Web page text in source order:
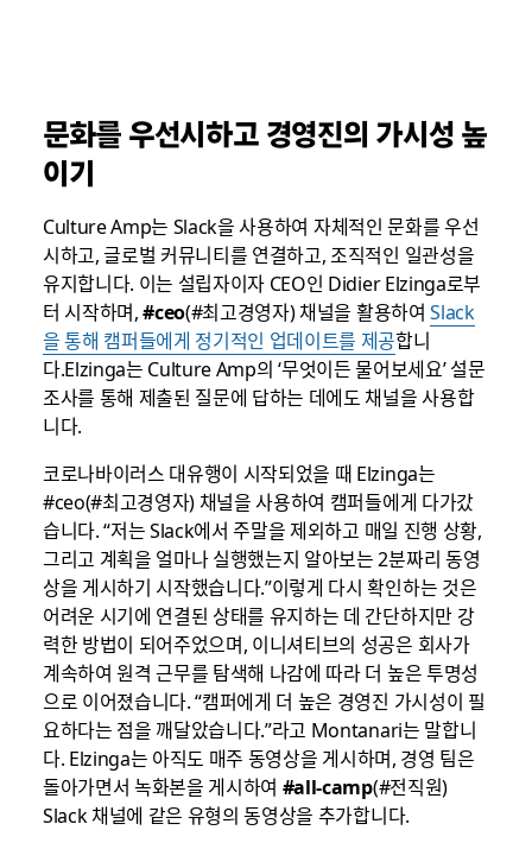
문화를 우선시하고 경영진의 가시성 높
이기
Culture Amp는 Slack을 사용하여 자체적인 문화를 우선
시하고, 글로벌 커뮤니티를 연결하고, 조직적인 일관성을
유지합니다. 이는 설립자이자 CEO인 Didier Elzinga로부
터 시작하며,#ceo(#최고경영자) 채널을 활용하여Slack
을 통해 캠퍼들에게 정기적인 업데이트를 제공합니
다.Elzinga는 Culture Amp의 ‘무엇이든 물어보세요’ 설문
조사를 통해 제출된 질문에 답하는 데에도 채널을 사용합
니다.
코로나바이러스 대유행이 시작되었을 때 Elzinga는
#ceo(#최고경영자) 채널을 사용하여 캠퍼들에게 다가갔
습니다. “저는 Slack에서 주말을 제외하고 매일 진행 상황,
그리고 계획을 얼마나 실행했는지 알아보는 2분짜리 동영
상을 게시하기 시작했습니다.”이렇게 다시 확인하는 것은
어려운 시기에 연결된 상태를 유지하는 데 간단하지만 강
력한 방법이 되어주었으며, 이니셔티브의 성공은 회사가
계속하여 원격 근무를 탐색해 나감에 따라 더 높은 투명성
으로 이어졌습니다. “캠퍼에게 더 높은 경영진 가시성이 필
요하다는 점을 깨달았습니다.”라고 Montanari는 말합니
다. Elzinga는 아직도 매주 동영상을 게시하며, 경영 팀은
돌아가면서 녹화본을 게시하여 #all-camp(#전직원)
Slack 채널에 같은 유형의 동영상을 추가합니다.